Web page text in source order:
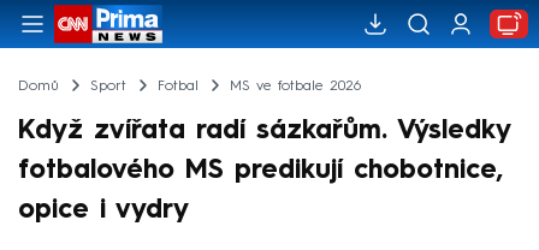
Domů Sport Fotbal MS ve fotbale 2026
Když zvířata radí sázkařům. Výsledky
fotbalového MS predikují chobotnice,
opice i vydry